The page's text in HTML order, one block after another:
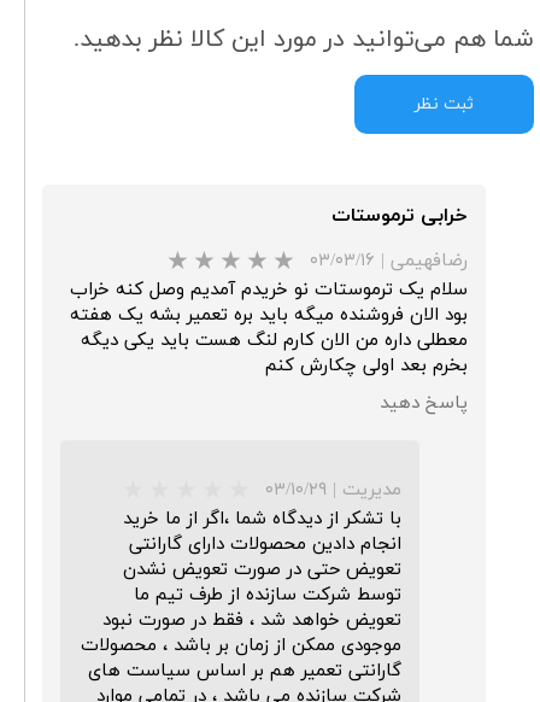
★
شما هم می‌توانید در مورد این کالا نظر بدهید.
ثبت نظر
خرابی ترموستات
رضافهیمی | ۰۳/۰۳/۱۶
سلام یک ترموستات نو خریدم آمدیم وصل کنه خراب
بود الان فروشنده میگه باید بره تعمیر بشه یک هفته
معطلی داره من الان کارم لنگ هست باید یکی دیگه
بخرم بعد اولی چکارش کنم
پاسخ دهید
مدیریت | ۰۳/۱۰/۲۹
با تشکر از دیدگاه شما ،اگر از ما خرید
انجام دادین محصولات دارای گارانتی
تعویض حتی در صورت تعویض نشدن
توسط شرکت سازنده از طرف تیم ما
تعویض خواهد شد ، فقط در صورت نبود
موجودی ممکن از زمان بر باشد ، محصولات
گارانتی تعمیر هم بر اساس سیاست های
شرکت سازنده می باشد ، در تمامی موارد